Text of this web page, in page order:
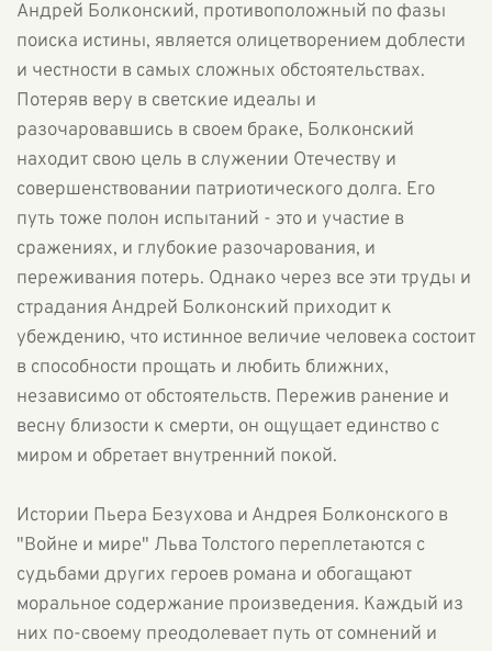
Андрей Болконский, противоположный по фазы
поиска истины, является олицетворением доблести
и честности в самых сложных обстоятельствах.
Потеряв веру в светские идеалы и
разочаровавшись в своем браке, Болконский
находит свою цель в служении Отечеству и
совершенствовании патриотического долга. Его
путь тоже полон испытаний - это и участие в
сражениях, и глубокие разочарования, и
переживания потерь. Однако через все эти труды и
страдания Андрей Болконский приходит к
убеждению, что истинное величие человека состоит
в способности прощать и любить ближних,
независимо от обстоятельств. Пережив ранение и
весну близости к смерти, он ощущает единство с
миром и обретает внутренний покой.
Истории Пьера Безухова и Андрея Болконского в
"Войне и мире" Льва Толстого переплетаются с
судьбами других героев романа и обогащают
моральное содержание произведения. Каждый из
них по-своему преодолевает путь от сомнений и